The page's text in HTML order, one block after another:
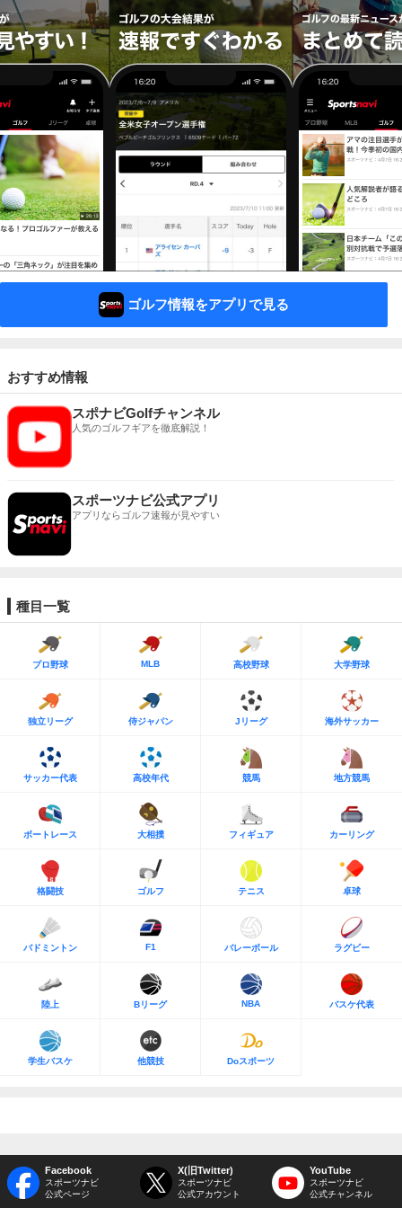
ゴルフ情報をアプリで見る
おすすめ情報
スポナビGolfチャンネル
人気のゴルフギアを徹底解説！
スポーツナビ公式アプリ
アプリならゴルフ速報が見やすい
種目一覧
プロ野球 MLB 高校野球 大学野球
独立リーグ 侍ジャパン Jリーグ 海外サッカー
サッカー代表 高校年代 競馬 地方競馬
ボートレース 大相撲 フィギュア カーリング
格闘技 ゴルフ テニス 卓球
バドミントン F1 バレーボール ラグビー
陸上 Bリーグ NBA バスケ代表
学生バスケ 他競技 Doスポーツ
Facebook
スポーツナビ
公式ページ
X(旧Twitter)
スポーツナビ
公式アカウント
YouTube
スポーツナビ
公式チャンネル